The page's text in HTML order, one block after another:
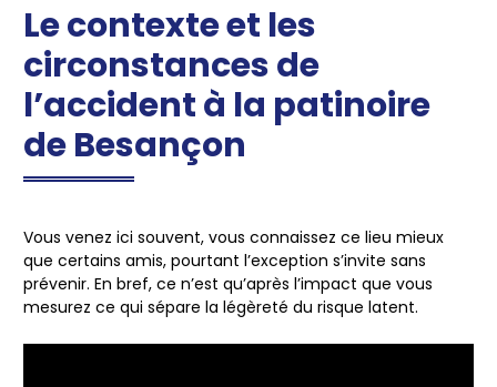
Le contexte et les
circonstances de
l’accident à la patinoire
de Besançon
Vous venez ici souvent, vous connaissez ce lieu mieux
que certains amis, pourtant l’exception s’invite sans
prévenir. En bref, ce n’est qu’après l’impact que vous
mesurez ce qui sépare la légèreté du risque latent.